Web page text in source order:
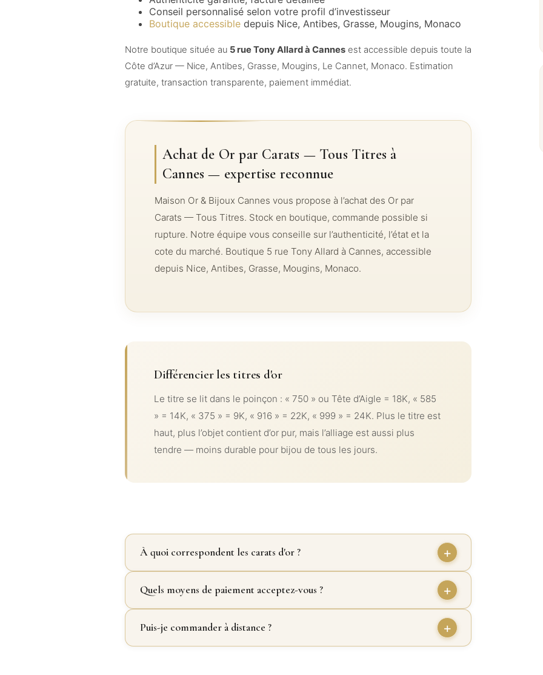
Conseil personnalisé selon votre profil d’investisseur
Boutique accessibledepuis Nice, Antibes, Grasse, Mougins, Monaco
Notre boutique située au 5 rue Tony Allard à Cannesest accessible depuis toute la
Côte d’Azur — Nice, Antibes, Grasse, Mougins, Le Cannet, Monaco. Estimation
gratuite, transaction transparente, paiement immédiat.
Achat de Or par Carats — Tous Titres à
Cannes — expertise reconnue
Maison Or & Bijoux Cannes vous propose à l’achat des Or par
Carats — Tous Titres. Stock en boutique, commande possible si
rupture. Notre équipe vous conseille sur l’authenticité, l’état et la
cote du marché. Boutique 5 rue Tony Allard à Cannes, accessible
depuis Nice, Antibes, Grasse, Mougins, Monaco.
Différencier les titres d'or
Le titre se lit dans le poinçon : « 750 » ou Tête d’Aigle = 18K, « 585
» = 14K, « 375 » = 9K, « 916 » = 22K, « 999 » = 24K. Plus le titre est
haut, plus l’objet contient d’or pur, mais l’alliage est aussi plus
tendre — moins durable pour bijou de tous les jours.
À quoi correspondent les carats d'or ?
Quels moyens de paiement acceptez-vous ?
Puis-je commander à distance ?